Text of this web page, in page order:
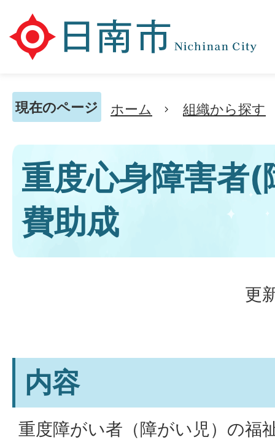
現在のページ ホーム 組織から探す
重度心身障害者
費助成
更
内容
重度障がい者（障がい児）の福